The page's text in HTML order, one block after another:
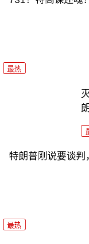
最热
特朗普刚说要谈判
最热